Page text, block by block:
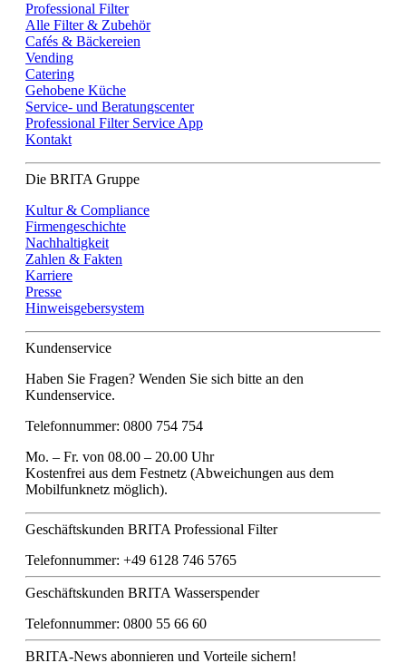
Professional Filter
Alle Filter & Zubehör
Cafés & Bäckereien
Vending
Catering
Gehobene Küche
Service- und Beratungscenter
Professional Filter Service App
Kontakt
Die BRITA Gruppe
Kultur & Compliance
Firmengeschichte
Nachhaltigkeit
Zahlen & Fakten
Karriere
Presse
Hinweisgebersystem
Kundenservice
Haben Sie Fragen? Wenden Sie sich bitte an den
Kundenservice.
Telefonnummer: 0800 754 754
Mo. – Fr. von 08.00 – 20.00 Uhr
Kostenfrei aus dem Festnetz (Abweichungen aus dem
Mobilfunknetz möglich).
Geschäftskunden BRITA Professional Filter
Telefonnummer: +49 6128 746 5765
Geschäftskunden BRITA Wasserspender
Telefonnummer: 0800 55 66 60
BRITA-News abonnieren und Vorteile sichern!